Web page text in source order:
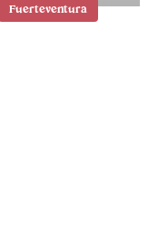
Fuerteventura